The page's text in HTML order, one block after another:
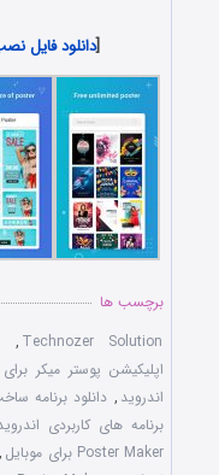
[دانلود فایل نصب
برچسب ها
Technozer Solution
,
اپلیکیشن پوستر میکر برای
اندروید , دانلود برنامه
برنامه های کاربردی
Poster Maker برای موبایل
,